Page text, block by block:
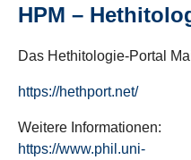
HPM –
Das Hethitologie-Portal
https://hethport.net/
Weitere Informationen:
https://www.phil.uni-